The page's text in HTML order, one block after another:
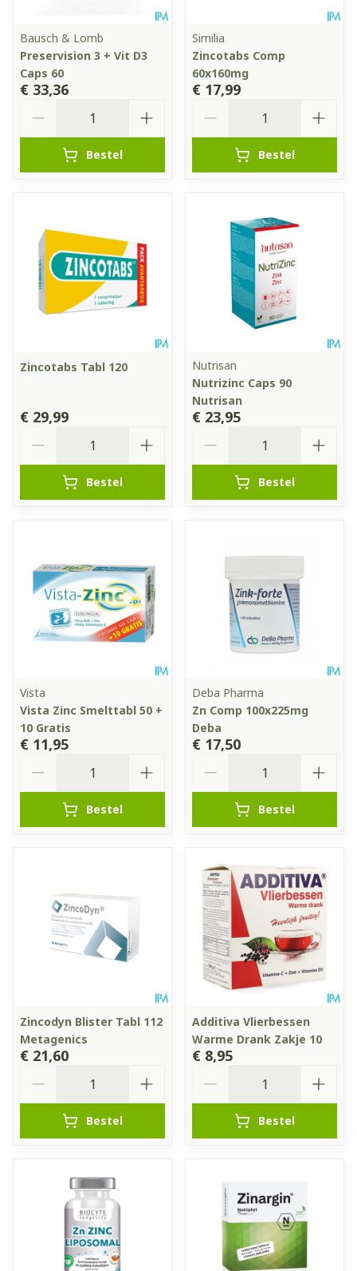
Bausch & Lomb
Preservision 3 + Vit D3
Caps 60
€ 33,36
Bestel
Similia
Zincotabs Comp
60x160mg
€ 17,99
Bestel
Zincotabs Tabl 120
€ 29,99
Bestel
Nutrisan
Nutrizinc Caps 90
Nutrisan
€ 23,95
Bestel
Vista
Vista Zinc Smelttabl 50 +
10 Gratis
€ 11,95
Bestel
Deba Pharma
Zn Comp 100x225mg
Deba
€ 17,50
Bestel
Zincodyn Blister Tabl 112
Metagenics
€ 21,60
Bestel
Additiva Vlierbessen
Warme Drank Zakje 10
€ 8,95
Bestel